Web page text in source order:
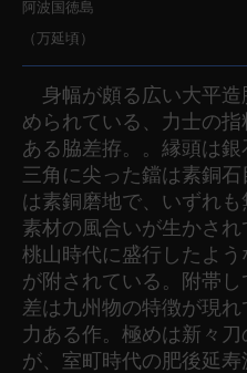
阿波国徳島
（万延頃）
身幅が頗る広い大平造
められている、力士の
ある脇差拵。。縁頭は銀
三角に尖った鐺は素銅石
は素銅磨地で、いずれ
素材の風合いが生かされ
桃山時代に盛行したよう
が附されている。附帯し
差は九州物の特徴が現れ
力ある作。極めは新々
が、室町時代の肥後延寿